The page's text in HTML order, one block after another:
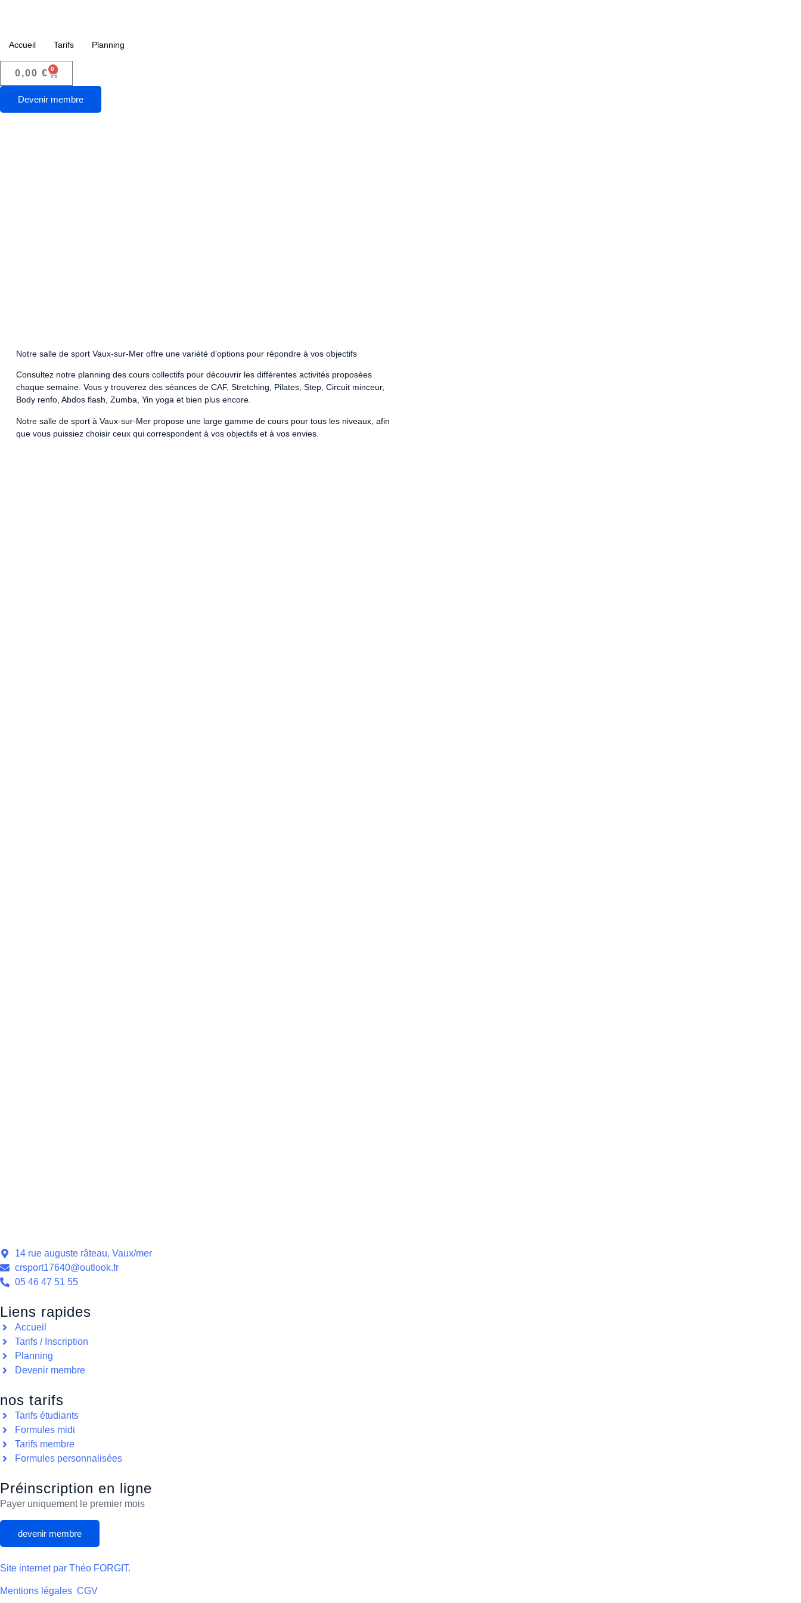
Accueil Tarifs Planning
0,00 € 0
Devenir membre
Notre salle de sport Vaux-sur-Mer offre une variété d’options pour répondre à vos objectifs
Consultez notre planning des cours collectifs pour découvrir les différentes activités proposées
chaque semaine. Vous y trouverez des séances de CAF, Stretching, Pilates, Step, Circuit minceur,
Body renfo, Abdos flash, Zumba, Yin yoga et bien plus encore.
Notre salle de sport à Vaux-sur-Mer propose une large gamme de cours pour tous les niveaux, afin
que vous puissiez choisir ceux qui correspondent à vos objectifs et à vos envies.
14 rue auguste râteau, Vaux/mer
crsport17640@outlook.fr
05 46 47 51 55
Liens rapides
Accueil
Tarifs / Inscription
Planning
Devenir membre
nos tarifs
Tarifs étudiants
Formules midi
Tarifs membre
Formules personnalisées
Préinscription en ligne
Payer uniquement le premier mois
devenir membre
Site internet par Théo FORGIT.
Mentions légales CGV